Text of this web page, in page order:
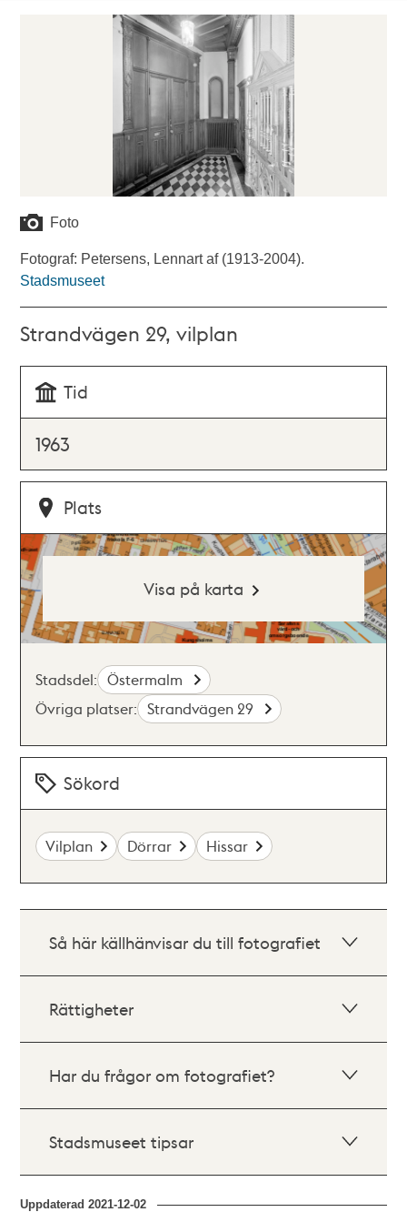
Foto
Fotograf: Petersens, Lennart af (1913-2004).
Stadsmuseet
Strandvägen 29, vilplan
Tid
1963
Plats
Visa på karta
Stadsdel: Östermalm
Övriga platser: Strandvägen 29
Sökord
Vilplan Dörrar Hissar
Så här källhänvisar du till fotografiet
Rättigheter
Har du frågor om fotografiet?
Stadsmuseet tipsar
Uppdaterad2021-12-02